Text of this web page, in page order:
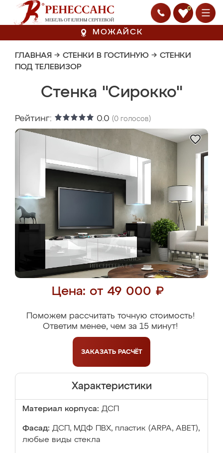
0
МОЖАЙСК
ГЛАВНАЯ → СТЕНКИ В ГОСТИНУЮ → СТЕНКИ
ПОД ТЕЛЕВИЗОР
Стенка "Сирокко"
Рейтинг: 0.0 (0 голосов)
Цена: от 49 000 ₽
Поможем рассчитать точную стоимость!
Ответим менее, чем за 15 минут!
ЗАКАЗАТЬ РАСЧЁТ
Характеристики
Материал корпуса: ДСП
Фасад: ДСП, МДФ ПВХ, пластик (ARPA, ABET),
любые виды стекла